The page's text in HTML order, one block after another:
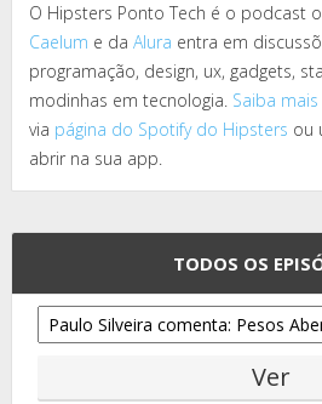
O Hipsters Ponto Tech é o podcast
Caelum e da Alura entra em
programação, design, ux, gadgets,
modinhas em tecnologia. Saiba mais
via página do Spotify do Hipsters ou
abrir na sua app.
TODOS OS